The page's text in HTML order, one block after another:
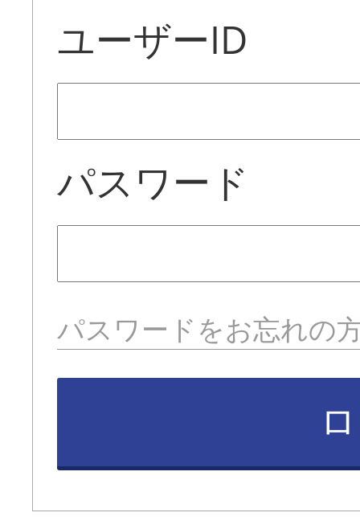
ユーザーID
パスワード
パスワードをお忘れの